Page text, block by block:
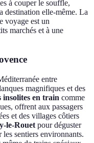
à couper le souffle,
destination elle-même. La
voyage est un
marchés et à une
entre
magnifiques et des
insolites en train comme
offrent aux passagers
et des villages côtiers
le-Rouet pour déguster
sentiers environnants.